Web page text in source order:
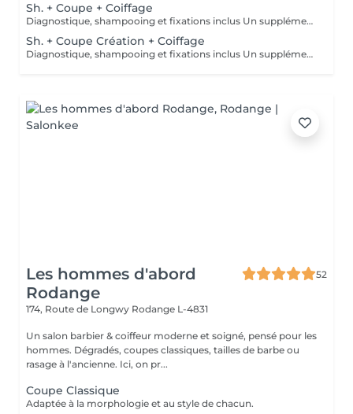
Sh. + Coupe + Coiffage
Diagnostique, shampooing et fixations inclus Un supplément peut être facturé en fonction de la qualité du cheveux et du résultat souhaité (exemple : un cheveux très épais et bouclé pour un résultat très lisse ou une ondulation à la plaque ou au fer après un brushing)
Sh. + Coupe Création + Coiffage
Diagnostique, shampooing et fixations inclus Un supplément peut être facturé en fonction de la qualité du cheveux et du résultat souhaité (exemple : un cheveux très épais et bouclé pour un résultat très lisse ou une ondulation à la plaque ou au fer après un brushing)
Les hommes d'abord
Rodange
52
174, Route de Longwy Rodange L-4831
Un salon barbier & coiffeur moderne et soigné, pensé pour les
hommes. Dégradés, coupes classiques, tailles de barbe ou
rasage à l'ancienne. Ici, on pr...
Coupe Classique
Adaptée à la morphologie et au style de chacun.